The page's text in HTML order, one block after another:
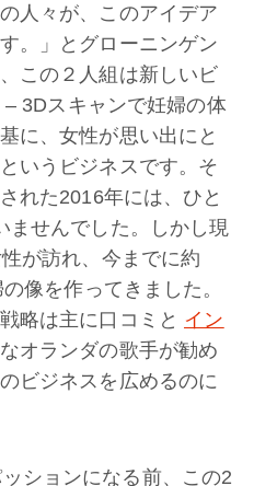
人々が、このアイデア
。」とグローニンゲン
この２人組は新しいビ
3Dスキャンで妊婦の体
に、女性が思い出にと
いうビジネスです。そ
れた2016年には、ひと
ませんでした。しかし現
が訪れ、今までに約
像を作ってきました。
略は主に口コミと イン
オランダの歌手が勧め
ビジネスを広めるのに
ションになる前、この2